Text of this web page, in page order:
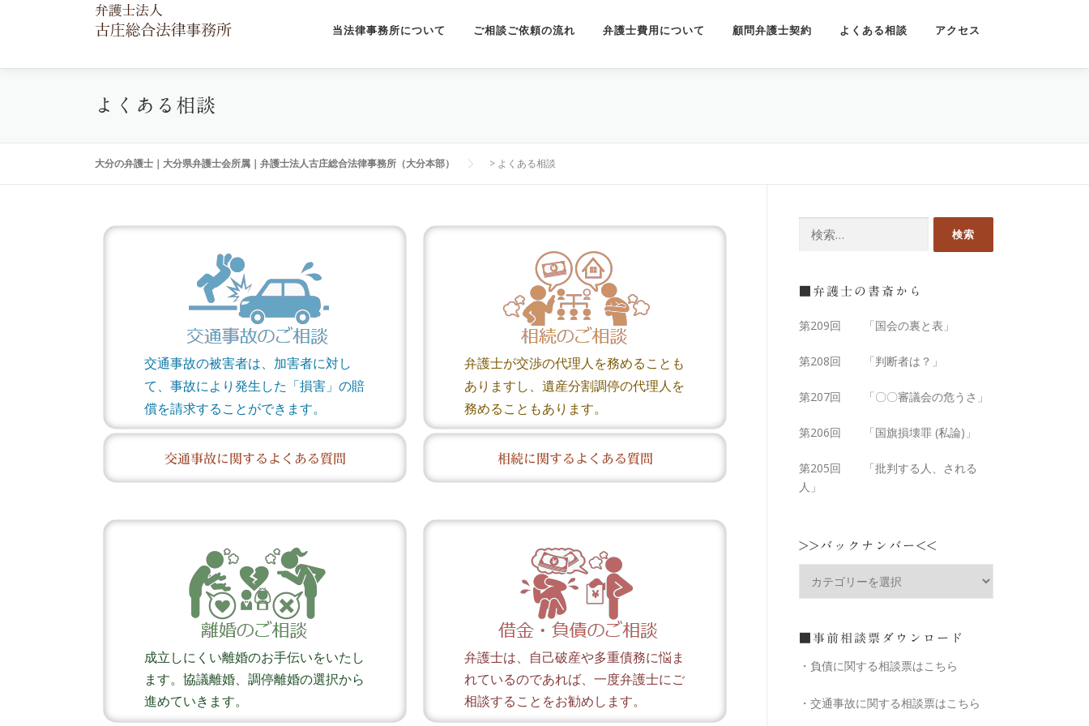
当法律事務所について ご相談ご依頼の流れ 弁護士費用について 顧問弁護士契約 よくある相談 アクセス
よくある相談
大分の弁護士｜大分県弁護士会所属｜弁護士法人古庄総合法律事務所（大分本部） > よくある相談
交通事故の被害者は、加害者に対し
て、事故により発生した「損害」の賠
償を請求することができます。
弁護士が交渉の代理人を務めることも
ありますし、遺産分割調停の代理人を
務めることもあります。
交通事故に関するよくある質問 相続に関するよくある質問
成立しにくい離婚のお手伝いをいたし
ます。協議離婚、調停離婚の選択から
進めていきます。
弁護士は、自己破産や多重債務に悩ま
れているのであれば、一度弁護士にご
相談することをお勧めします。
■弁護士の書斎から
第209回 「国会の裏と表」
第208回 「判断者は？」
第207回 「〇〇審議会の危うさ」
第206回 「国旗損壊罪 (私論)」
第205回 「批判する人、される
人」
>>バックナンバー<<
■事前相談票ダウンロード
・負債に関する相談票はこちら
・交通事故に関する相談票はこちら